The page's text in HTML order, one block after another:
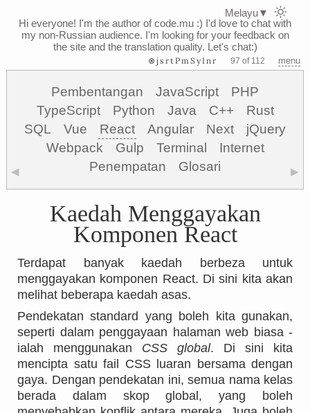
Hi everyone! I'm the author of code.mu :) I'd love to chat with
my non-Russian audience. I'm looking for your feedback on
the site and the translation quality. Let's chat:)
⊗jsrtPmSyInr 97 of 112 menu
Pembentangan JavaScript
PHP
TypeScript
Python Java C++
Rust
SQL
Vue React Angular Next
jQuery
Webpack
Gulp Terminal
Internet
Penempatan
Glosari
◀ ▶
Kaedah Menggayakan
Komponen React
Terdapat banyak kaedah berbeza untuk
menggayakan komponen React. Di sini kita akan
melihat beberapa kaedah asas.
Pendekatan standard yang boleh kita gunakan,
seperti dalam penggayaan halaman web biasa -
ialah menggunakan CSS global. Di sini kita
mencipta satu fail CSS luaran bersama dengan
gaya. Dengan pendekatan ini, semua nama kelas
berada dalam skop global, yang boleh
Melayu▼